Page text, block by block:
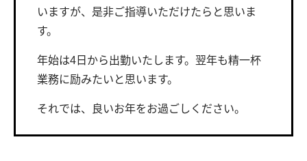
いますが、是非ご指導いただけたらと思いま
す。
年始は4日から出勤いたします。翌年も精一杯
業務に励みたいと思います。
それでは、良いお年をお過ごしください。